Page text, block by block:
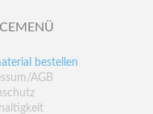
bestellen
AGB